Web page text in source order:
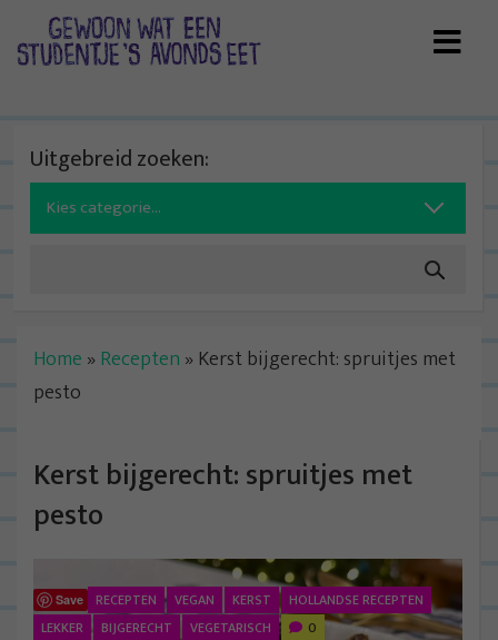
Uitgebreid zoeken:
Search
for:
Home » Recepten » Kerst bijgerecht: spruitjes met
pesto
Kerst bijgerecht: spruitjes met
pesto
Save RECEPTEN VEGAN KERST
HOLLANDSE RECEPTEN
LEKKER
BIJGERECHT VEGETARISCH 0